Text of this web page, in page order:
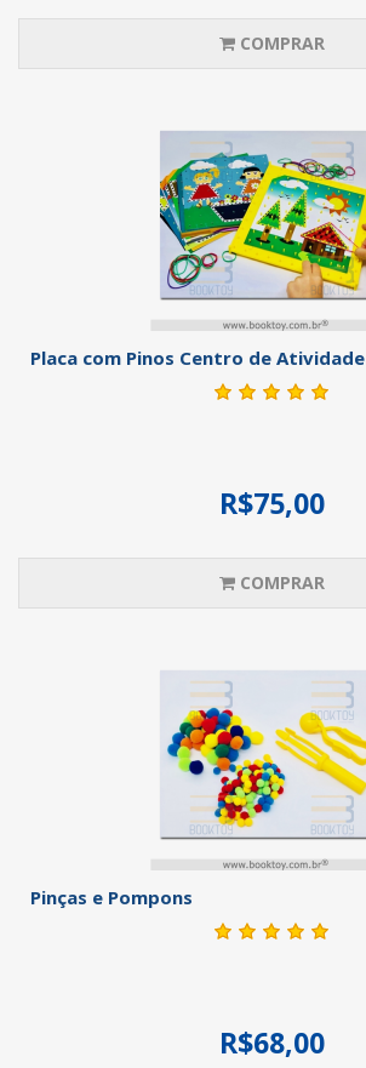
COMPRAR
Placa com Pinos Centro de Atividade
R$75,00
COMPRAR
Pinças e Pompons
R$68,00